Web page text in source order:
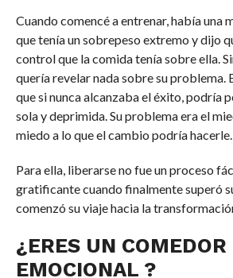
Cuando comencé a entrenar, había una
que tenía un sobrepeso extremo y dijo
control que la comida tenía sobre ella.
quería revelar nada sobre su problema.
que si nunca alcanzaba el éxito, podría
sola y deprimida. Su problema era el
miedo a lo que el cambio podría hacerle.
Para ella, liberarse no fue un proceso
gratificante cuando finalmente superó
comenzó su viaje hacia la
¿ERES UN COMEDOR
EMOCIONAL ?